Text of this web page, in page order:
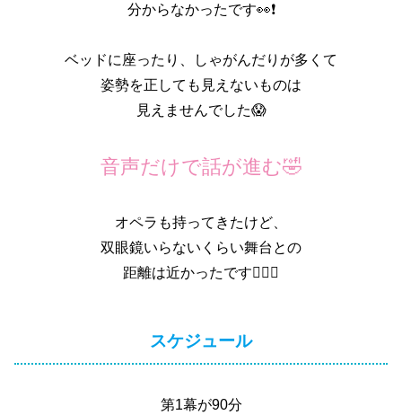
分からなかったです👀❗
ベッドに座ったり、しゃがんだりが多くて
姿勢を正しても見えないものは
見えませんでした😱
音声だけで話が進む🤣
オペラも持ってきたけど、
双眼鏡いらないくらい舞台との
距離は近かったです︎👍🏻💫
スケジュール
第1幕が90分